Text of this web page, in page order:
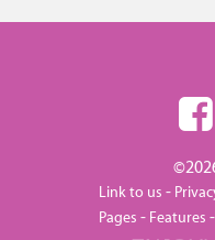
Link to us -
Pages - Features -